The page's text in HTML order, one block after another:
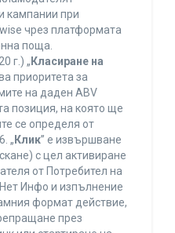
кампании при
чрез платформата
поща.
г.) „ Класиране на
приоритета за
на даден ABV
позиция, на която ще
се определя от
„ Клик” е извършване
с цел активиране
от Потребител на
Инфо и изпълнение
формат действие,
през